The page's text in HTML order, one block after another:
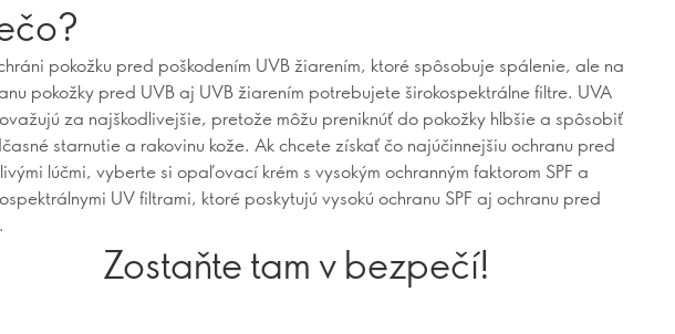
pokožku pred poškodením UVB žiarením, ktoré spôsobuje spálenie, ale na
pokožky pred UVB aj UVB žiarením potrebujete širokospektrálne filtre. UVA
za najškodlivejšie, pretože môžu preniknúť do pokožky hlbšie a spôsobiť
starnutie a rakovinu kože. Ak chcete získať čo najúčinnejšiu ochranu pred
lúčmi, vyberte si opaľovací krém s vysokým ochranným faktorom SPF a
UV filtrami, ktoré poskytujú vysokú ochranu SPF aj ochranu pred
Zostaňte tam v bezpečí!